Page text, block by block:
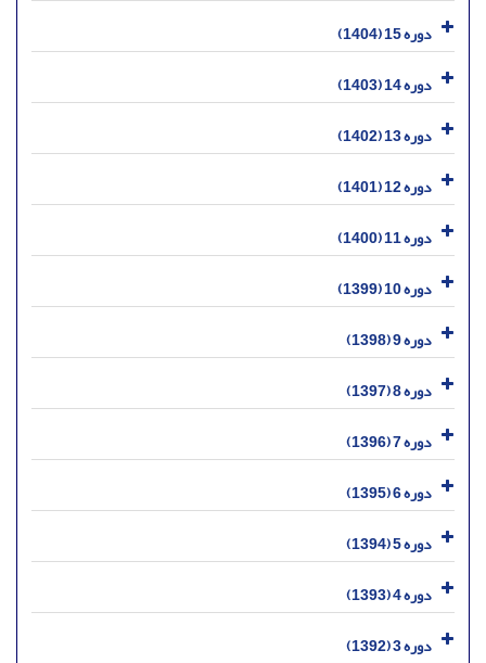
دوره 15 (1404)
دوره 14 (1403)
دوره 13 (1402)
دوره 12 (1401)
دوره 11 (1400)
دوره 10 (1399)
دوره 9 (1398)
دوره 8 (1397)
دوره 7 (1396)
دوره 6 (1395)
دوره 5 (1394)
دوره 4 (1393)
دوره 3 (1392)